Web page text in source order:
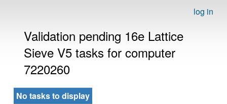
log in
Validation pending 16e Lattice
Sieve V5 tasks for computer
7220260
No tasks to display